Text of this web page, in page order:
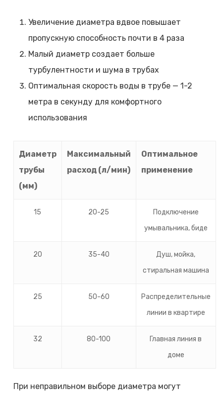
Увеличение диаметра вдвое повышает
пропускную способность почти в 4 раза
Малый диаметр создает больше
турбулентности и шума в трубах
Оптимальная скорость воды в трубе — 1-2
метра в секунду для комфортного
использования
Диаметр
трубы
(мм)
Максимальный
расход (л/мин)
Оптимальное
применение
15 20-25
Подключение
умывальника, биде
20 35-40
Душ, мойка,
стиральная машина
25 50-60
Распределительные
линии в квартире
32 80-100
Главная линия в
доме
При неправильном выборе диаметра могут